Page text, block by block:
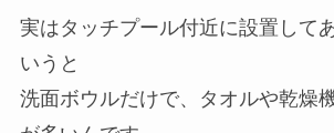
実はタッチプール付近に設置して
いうと
洗面ボウルだけで、タオルや乾燥